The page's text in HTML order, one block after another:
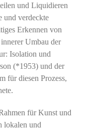
und Liquidieren
und verdeckte
Erkennen von
Umbau der
Isolation und
(*1953) und der
für diesen Prozess,
für Kunst und
lokalen und